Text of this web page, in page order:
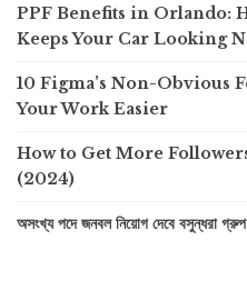
PPF Benefits in Orlando:
Keeps Your Car Looking
10 Figma’s Non-Obvious
Your Work Easier
How to Get More
(2024)
অসংখ্য পদে জনবল নিয়োগ দেবে বসুন্ধরা গ্রুপ